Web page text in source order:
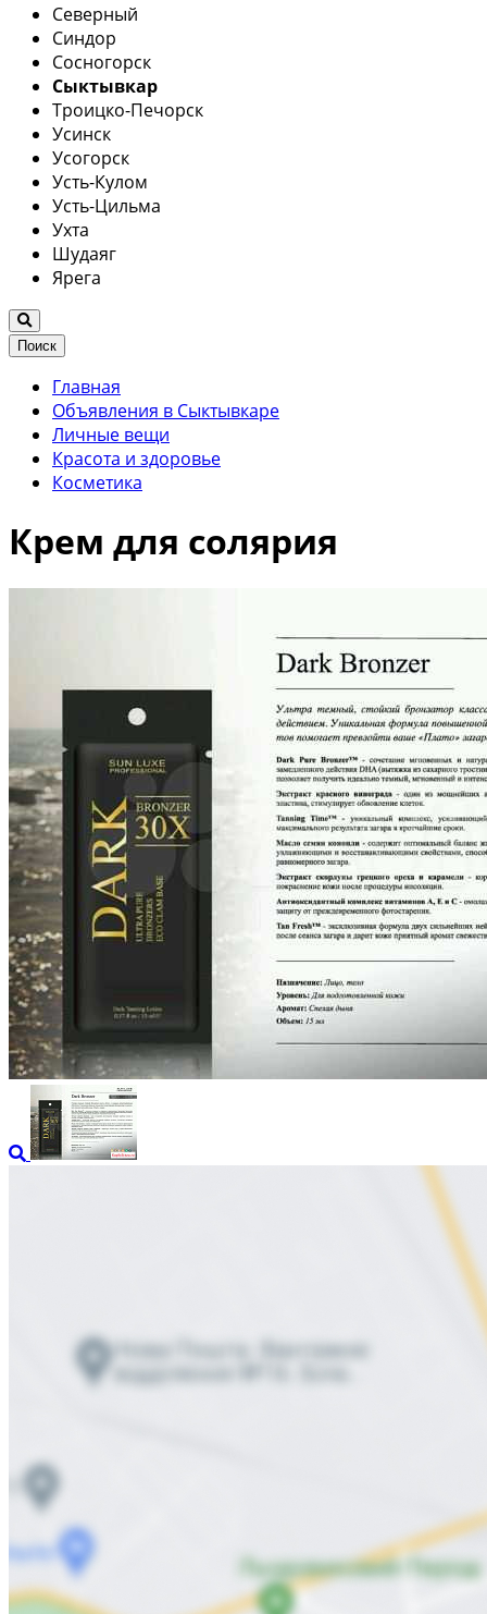
Северный
Синдор
Сосногорск
Сыктывкар
Троицко-Печорск
Усинск
Усогорск
Усть-Кулом
Усть-Цильма
Ухта
Шудаяг
Ярега
Поиск
Главная
Объявления в Сыктывкаре
Личные вещи
Красота и здоровье
Косметика
Крем для солярия